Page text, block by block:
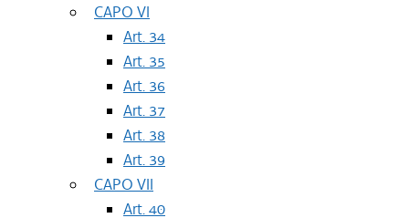
CAPO VI
Art. 34
Art. 35
Art. 36
Art. 37
Art. 38
Art. 39
CAPO VII
Art. 40